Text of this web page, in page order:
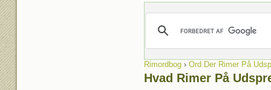
Rimordbog› Ord Der Rimer På
Hvad Rimer På